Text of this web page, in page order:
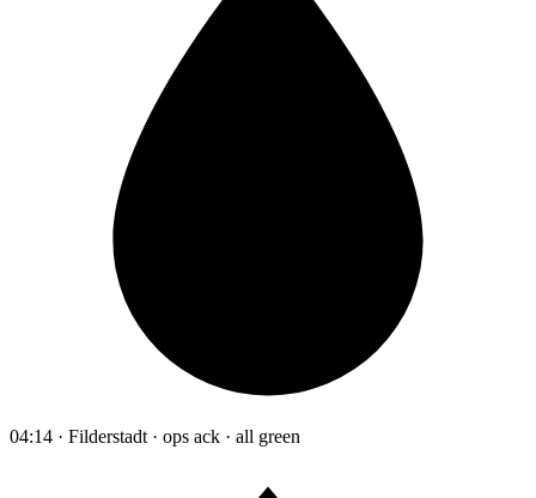
04:14 · Filderstadt · ops ack · all green